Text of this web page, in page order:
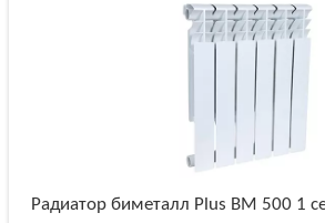
Радиатор биметалл Plus BM 500 1